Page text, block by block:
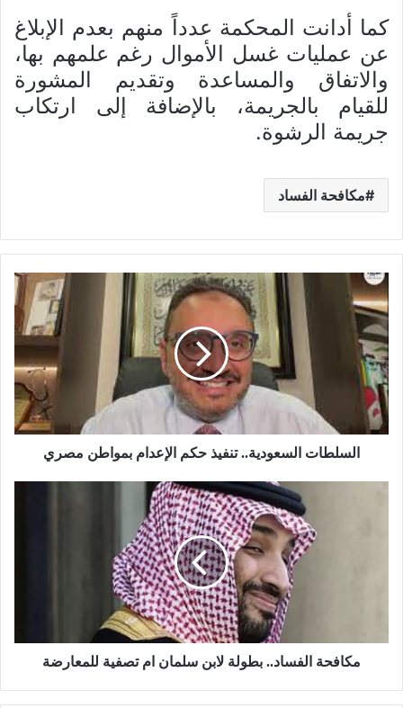
كما أدانت المحكمة عدداً منهم بعدم الإبلاغ
عن عمليات غسل الأموال رغم علمهم بها،
والاتفاق والمساعدة وتقديم المشورة
للقيام بالجريمة، بالإضافة إلى ارتكاب
جريمة الرشوة.
مكافحة الفساد
السلطات السعودية.. تنفيذ حكم الإعدام بمواطن مصري
مكافحة الفساد.. بطولة لابن سلمان ام تصفية للمعارضة